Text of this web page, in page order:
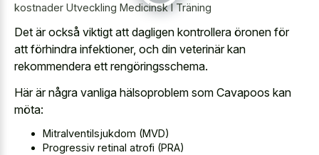
kostnader Utveckling Medicinsk I Träning
Det är också viktigt att dagligen kontrollera öronen för
att förhindra infektioner, och din veterinär kan
rekommendera ett rengöringsschema.
Här är några vanliga hälsoproblem som Cavapoos kan
möta:
Mitralventilsjukdom (MVD)
Progressiv retinal atrofi (PRA)